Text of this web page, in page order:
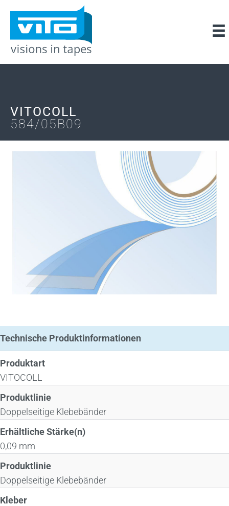
VITOCOLL
584/05B09
Technische Produktinformationen
Produktart
VITOCOLL
Produktlinie
Doppelseitige Klebebänder
Erhältliche Stärke(n)
0,09 mm
Produktlinie
Doppelseitige Klebebänder
Kleber